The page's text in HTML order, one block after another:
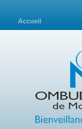
Accueil